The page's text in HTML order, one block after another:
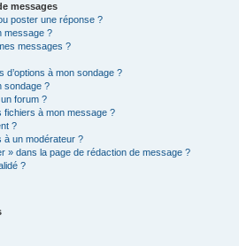
messages
poster une réponse ?
message ?
messages ?
d’options à mon sondage ?
sondage ?
forum ?
fichiers à mon message ?
?
à un modérateur ?
» dans la page de rédaction de message ?
?